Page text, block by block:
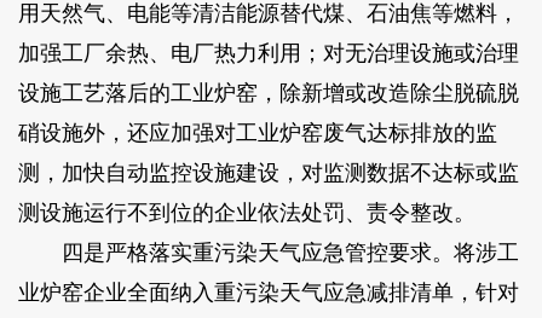
用天然气、电能等清洁能源替代煤、石油焦等燃料，
加强工厂余热、电厂热力利用；对无治理设施或治理
设施工艺落后的工业炉窑，除新增或改造除尘脱硫脱
硝设施外，还应加强对工业炉窑废气达标排放的监
测，加快自动监控设施建设，对监测数据不达标或监
测设施运行不到位的企业依法处罚、责令整改。
四是严格落实重污染天气应急管控要求。将涉工
业炉窑企业全面纳入重污染天气应急减排清单，针对